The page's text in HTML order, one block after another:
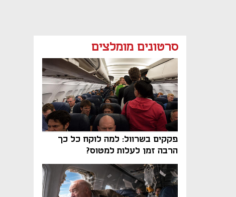
סרטונים מומלצים
פקקים בשרוול: למה לוקח כל כך
הרבה זמן לעלות למטוס?